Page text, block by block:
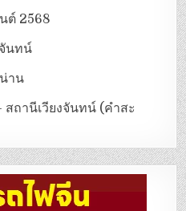
ต์ 2568
จันทน์
าน
สถานีเวียงจันทน์ (คำสะ